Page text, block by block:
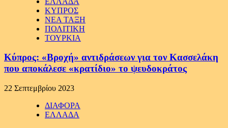
ΚΥΠΡΟΣ
ΝΕΑ ΤΑΞΗ
ΠΟΛΙΤΙΚΗ
ΤΟΥΡΚΙΑ
Κύπρος: «Βροχή» αντιδράσεων για τον Κασσελάκη
που αποκάλεσε «κρατίδιο» το ψευδοκράτος
22 Σεπτεμβρίου 2023
ΔΙΑΦΟΡΑ
ΕΛΛΑΔΑ